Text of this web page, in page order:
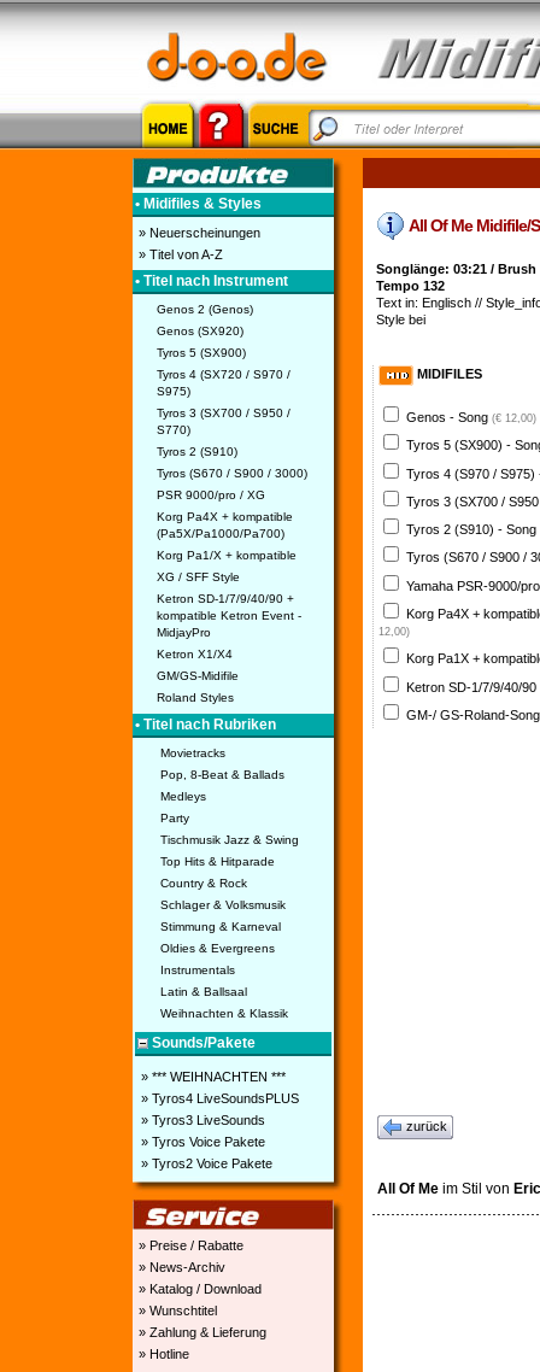
• Midifiles & Styles
» Neuerscheinungen
» Titel von A-Z
• Titel nach Instrument
Genos 2 (Genos)
Genos (SX920)
Tyros 5 (SX900)
Tyros 4 (SX720 / S970 /
S975)
Tyros 3 (SX700 / S950 /
S770)
Tyros 2 (S910)
Tyros (S670 / S900 / 3000)
PSR 9000/pro / XG
Korg Pa4X + kompatible
(Pa5X/Pa1000/Pa700)
Korg Pa1/X + kompatible
XG / SFF Style
Ketron SD-1/7/9/40/90 +
kompatible Ketron Event -
MidjayPro
Ketron X1/X4
GM/GS-Midifile
Roland Styles
• Titel nach Rubriken
Movietracks
Pop, 8-Beat & Ballads
Medleys
Party
Tischmusik Jazz & Swing
Top Hits & Hitparade
Country & Rock
Schlager & Volksmusik
Stimmung & Karneval
Oldies & Evergreens
Instrumentals
Latin & Ballsaal
Weihnachten & Klassik
Sounds/Pakete
» *** WEIHNACHTEN ***
» Tyros4 LiveSoundsPLUS
» Tyros3 LiveSounds
» Tyros Voice Pakete
» Tyros2 Voice Pakete
» Preise / Rabatte
» News-Archiv
» Katalog / Download
» Wunschtitel
» Zahlung & Lieferung
» Hotline
All Of Me Midifile/
Songlänge: 03:21 / Brush
Tempo 132
Text in: Englisch //
Style bei
MIDIFILES
Genos - Song (€ 12,00)
Tyros 5 (SX900) -
Tyros 4 (S970 /
Tyros 3 (SX700 /
Tyros 2 (S910) - Song
Tyros (S670 / S900 /
Yamaha PSR-9000/
Korg Pa4X +
12,00)
Korg Pa1X +
Ketron SD-1/7/9/40/
GM-/ GS-Roland-
zurück
All Of Me im Stil von